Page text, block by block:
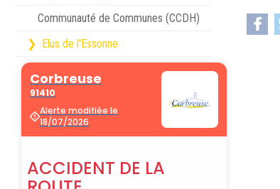
Communauté de Communes (CCDH)
Elus de l'Essonne